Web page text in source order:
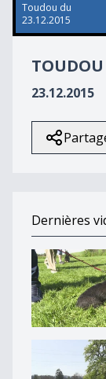
36
seconds
Toudou du
23.12.2015
23.12.2015
Dernières
Toudou